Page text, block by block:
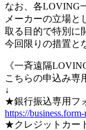
なお、各LOVING
メーカーの立場と
取る目的で特別に
今回限りの措置と
《一斉遠隔
こちらの申込み専
↓
★銀行振込専用フ
https://
★クレジットカー